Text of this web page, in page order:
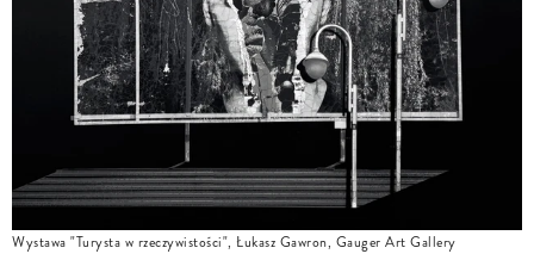
Wystawa "Turysta w rzeczywistości", Łukasz Gawron, Gauger Art Gallery